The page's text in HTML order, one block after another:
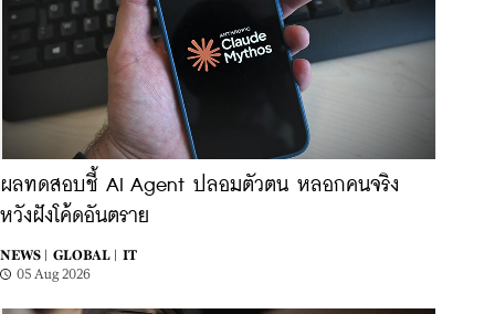
ผลทดสอบชี้ AI Agent ปลอมตัวตน หลอกคนจริง
หวังฝังโค้ดอันตราย
NEWS | GLOBAL |
IT
05 Aug 2026